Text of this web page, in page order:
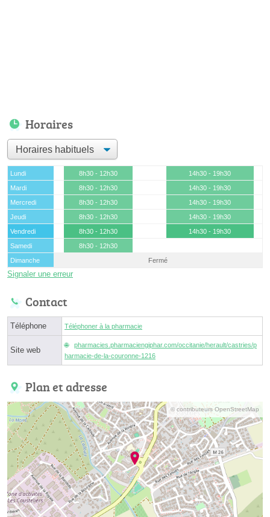
Horaires
Lundi 8h30 - 12h30
14h30 - 19h30
Mardi
8h30 - 12h30
14h30 - 19h30
Mercredi
8h30 - 12h30
14h30 - 19h30
Jeudi
8h30 - 12h30
14h30 - 19h30
Vendredi
8h30 - 12h30
14h30 - 19h30
Samedi
8h30 - 12h30
Dimanche
Fermé
Signaler une erreur
Contact
Téléphone Téléphoner à la pharmacie
Site web
pharmacies.pharmaciengiphar.com/occitanie/herault/castries/p
harmacie-de-la-couronne-1216
Plan et adresse
© contributeurs OpenStreetMap